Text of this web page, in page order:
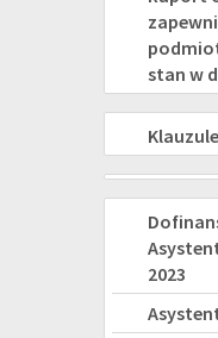
stan w
KLAUZULE
PROJEKTY
ASYSTENT
RODZINY
2023